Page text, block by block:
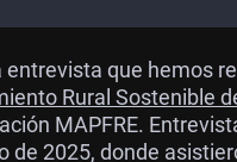
que hemos
Rural Sostenible
MAPFRE.
de 2025, donde